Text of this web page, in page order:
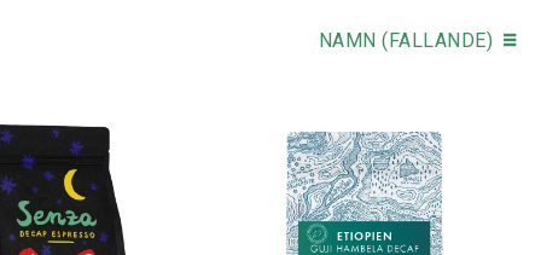
NAMN (FALLANDE)